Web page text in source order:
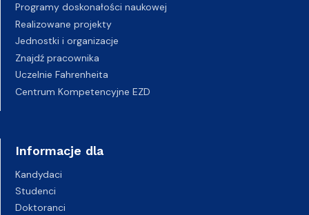
Programy doskonałości naukowej
Realizowane projekty
Jednostki i organizacje
Znajdź pracownika
Uczelnie Fahrenheita
Centrum Kompetencyjne EZD
Informacje dla
Kandydaci
Studenci
Doktoranci